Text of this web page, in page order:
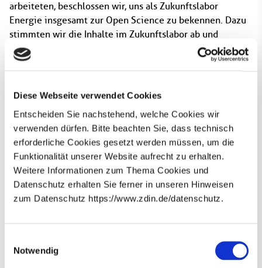
Diese Webseite verwendet Cookies
Entscheiden Sie nachstehend, welche Cookies wir
verwenden dürfen. Bitte beachten Sie, dass technisch
erforderliche Cookies gesetzt werden müssen, um die
Funktionalität unserer Website aufrecht zu erhalten.
Weitere Informationen zum Thema Cookies und
Datenschutz erhalten Sie ferner in unseren Hinweisen
zum Datenschutz https://www.zdin.de/datenschutz.
Notwendig
arbeiteten, beschlossen wir, uns als Zukunftslabor
Energie insgesamt zur Open Science zu bekennen. Dazu
stimmten wir die Inhalte im Zukunftslabor ab und
entwickelten eine Open Science Declaration, mit der sich
alle wissenschaftlichen Partner des Zukunftslabors zu
Zukunftslabor Energie hinaus organisierten wir einen
dem wir Erkenntnisse aus der Forschung an
digitalisierten Energiesystemen mit Unternehmen
teilten und einen Austausch ermöglichten. Außerdem
koordinierten wir die Beteiligung des Zukunftslabors an
der „Hannover Messe“, den „SNIC Innovationstagen“ und
dem ZDIN Podcast. Im Rahmen des Digitaltalk
Niedersachsen bereiteten wir die erste
durchzuführen, z. B. einen zweiten Push-Workshop oder
einen Hackathon."